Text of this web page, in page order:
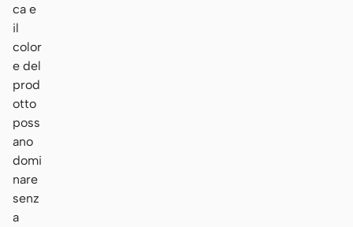
ca e
il
color
e del
prod
otto
poss
ano
domi
nare
senz
a